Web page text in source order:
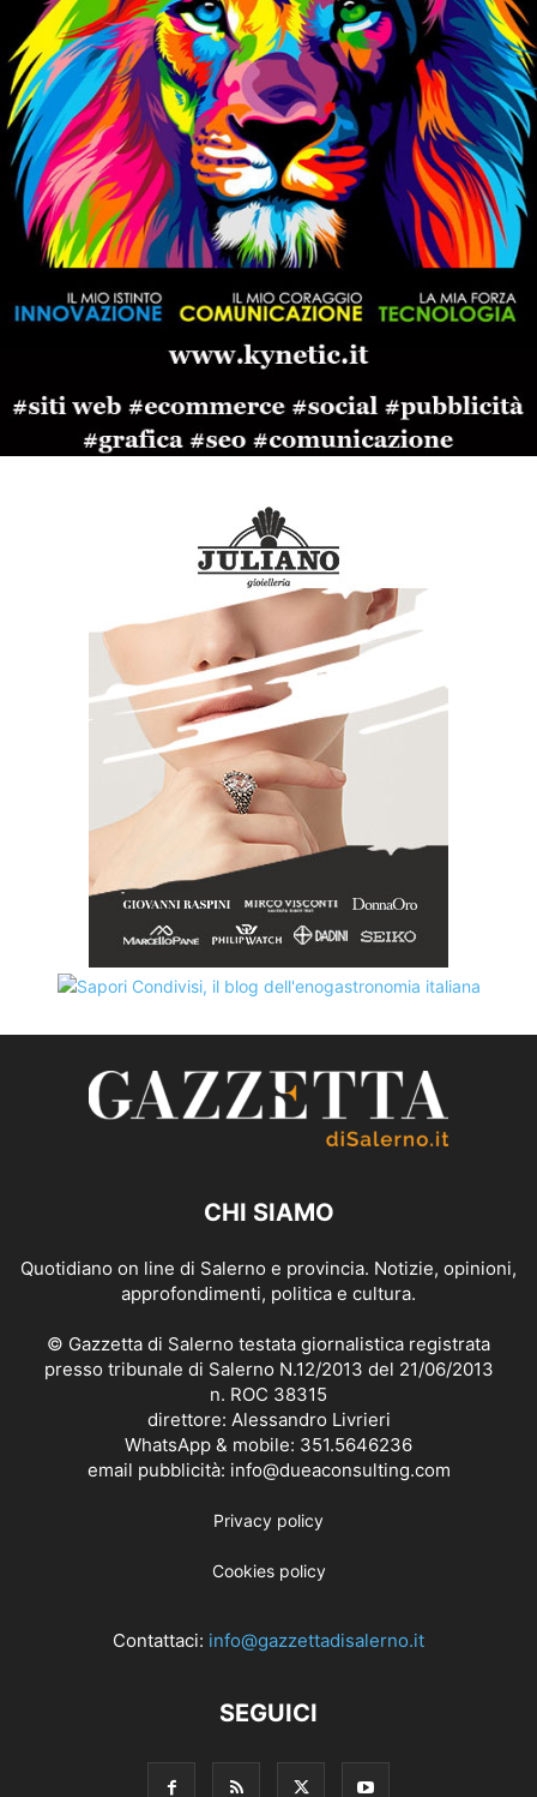
CHI SIAMO
Quotidiano on line di Salerno e provincia. Notizie, opinioni,
approfondimenti, politica e cultura.
© Gazzetta di Salerno testata giornalistica registrata
presso tribunale di Salerno N.12/2013 del 21/06/2013
n. ROC 38315
direttore: Alessandro Livrieri
WhatsApp & mobile: 351.5646236
email pubblicità: info@dueaconsulting.com
Privacy policy
Cookies policy
Contattaci: info@gazzettadisalerno.it
SEGUICI